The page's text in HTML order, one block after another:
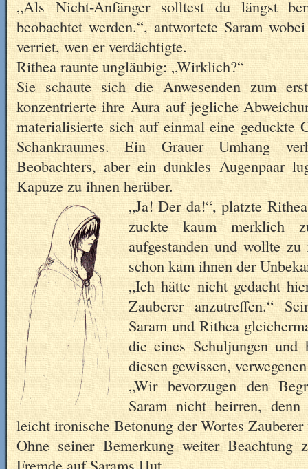
„Als Nicht-Anfänger solltest du längst
beobachtet werden.“, antwortete Saram
verriet, wen er verdächtigte.
Rithea raunte ungläubig: „Wirklich?“
Sie schaute sich die Anwesenden zum
konzentrierte ihre Aura auf jegliche
materialisierte sich auf einmal eine geduckte
Schankraumes. Ein Grauer Umhang
Beobachters, aber ein dunkles Augenpaar
Kapuze zu ihnen herüber.
„Ja! Der da!“, platzte
zuckte kaum merklich
aufgestanden und wollte
schon kam ihnen der
„Ich hätte nicht gedacht
Zauberer anzutreffen.“
Saram und Rithea
die eines Schuljungen
diesen gewissen,
„Wir bevorzugen den
Saram nicht beirren,
leicht ironische Betonung der Wortes Zauberer
Ohne seiner Bemerkung weiter Beachtung
Fremde auf Sarams Hut.